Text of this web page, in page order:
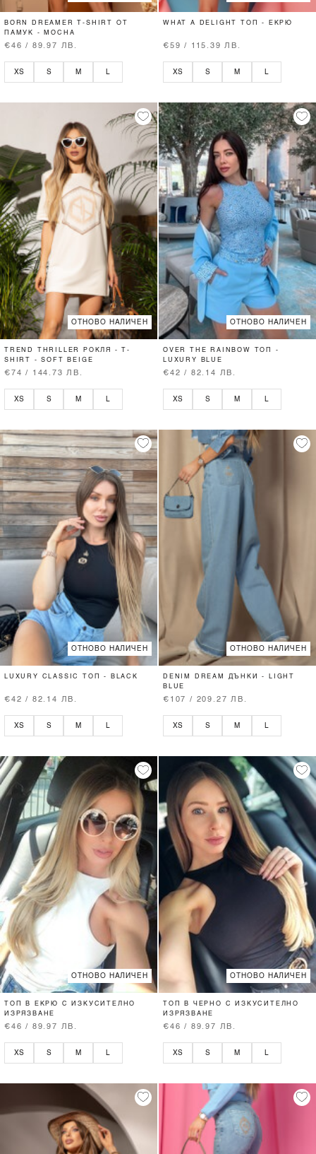
BORN DREAMER T-SHIRT ОТ
ПАМУК - MOCHA
€46 / 89.97 ЛВ.
XS S M L
WHAT A DELIGHT ТОП - ЕКРЮ
€59 / 115.39 ЛВ.
XS S M L
ОТНОВО НАЛИЧЕН
TREND THRILLER РОКЛЯ - T-
SHIRT - SOFT BEIGE
€74 / 144.73 ЛВ.
XS S M
ОТНОВО НАЛИЧЕН
OVER THE RAINBOW ТОП -
LUXURY BLUE
€42 / 82.14 ЛВ.
XS S M
ОТНОВО НАЛИЧЕН
LUXURY CLASSIC ТОП - BLACK
€42 / 82.14 ЛВ.
XS S M L
ОТНОВО НАЛИЧЕН
DENIM DREAM ДЪНКИ - LIGHT
BLUE
€107 / 209.27 ЛВ.
XS S M L
ОТНОВО НАЛИЧЕН
ТОП В ЕКРЮ С ИЗКУСИТЕЛНО
ИЗРЯЗВАНЕ
€46 / 89.97 ЛВ.
XS S M
ОТНОВО НАЛИЧЕН
ТОП В ЧЕРНО С ИЗКУСИТЕЛНО
ИЗРЯЗВАНЕ
€46 / 89.97 ЛВ.
XS S M